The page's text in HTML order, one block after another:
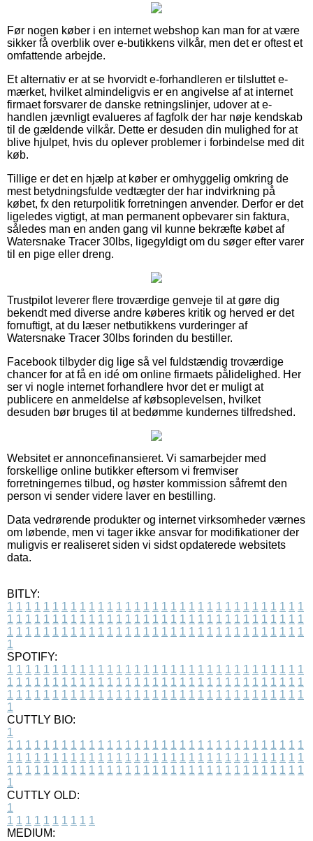
Før nogen køber i en internet webshop kan man for at være
sikker få overblik over e-butikkens vilkår, men det er oftest et
omfattende arbejde.
Et alternativ er at se hvorvidt e-forhandleren er tilsluttet e-
mærket, hvilket almindeligvis er en angivelse af at internet
firmaet forsvarer de danske retningslinjer, udover at e-
handlen jævnligt evalueres af fagfolk der har nøje kendskab
til de gældende vilkår. Dette er desuden din mulighed for at
blive hjulpet, hvis du oplever problemer i forbindelse med dit
køb.
Tillige er det en hjælp at køber er omhyggelig omkring de
mest betydningsfulde vedtægter der har indvirkning på
købet, fx den returpolitik forretningen anvender. Derfor er det
ligeledes vigtigt, at man permanent opbevarer sin faktura,
således man en anden gang vil kunne bekræfte købet af
Watersnake Tracer 30lbs, ligegyldigt om du søger efter varer
til en pige eller dreng.
Trustpilot leverer flere troværdige genveje til at gøre dig
bekendt med diverse andre køberes kritik og herved er det
fornuftigt, at du læser netbutikkens vurderinger af
Watersnake Tracer 30lbs forinden du bestiller.
Facebook tilbyder dig lige så vel fuldstændig troværdige
chancer for at få en idé om online firmaets pålidelighed. Her
ser vi nogle internet forhandlere hvor det er muligt at
publicere en anmeldelse af købsoplevelsen, hvilket
desuden bør bruges til at bedømme kundernes tilfredshed.
Websitet er annoncefinansieret. Vi samarbejder med
forskellige online butikker eftersom vi fremviser
forretningernes tilbud, og høster kommission såfremt den
person vi sender videre laver en bestilling.
Data vedrørende produkter og internet virksomheder værnes
om løbende, men vi tager ikke ansvar for modifikationer der
muligvis er realiseret siden vi sidst opdaterede websitets
data.
BITLY:
1 1 1 1 1 1 1 1 1 1 1 1 1 1 1 1 1 1 1 1 1 1 1 1 1 1 1 1 1 1 1 1 1
1 1 1 1 1 1 1 1 1 1 1 1 1 1 1 1 1 1 1 1 1 1 1 1 1 1 1 1 1 1 1 1 1
1 1 1 1 1 1 1 1 1 1 1 1 1 1 1 1 1 1 1 1 1 1 1 1 1 1 1 1 1 1 1 1 1
1
SPOTIFY:
1 1 1 1 1 1 1 1 1 1 1 1 1 1 1 1 1 1 1 1 1 1 1 1 1 1 1 1 1 1 1 1 1
1 1 1 1 1 1 1 1 1 1 1 1 1 1 1 1 1 1 1 1 1 1 1 1 1 1 1 1 1 1 1 1 1
1 1 1 1 1 1 1 1 1 1 1 1 1 1 1 1 1 1 1 1 1 1 1 1 1 1 1 1 1 1 1 1 1
1
CUTTLY BIO:
1
1 1 1 1 1 1 1 1 1 1 1 1 1 1 1 1 1 1 1 1 1 1 1 1 1 1 1 1 1 1 1 1 1
1 1 1 1 1 1 1 1 1 1 1 1 1 1 1 1 1 1 1 1 1 1 1 1 1 1 1 1 1 1 1 1 1
1 1 1 1 1 1 1 1 1 1 1 1 1 1 1 1 1 1 1 1 1 1 1 1 1 1 1 1 1 1 1 1 1
1
CUTTLY OLD:
1
1 1 1 1 1 1 1 1 1 1
MEDIUM: